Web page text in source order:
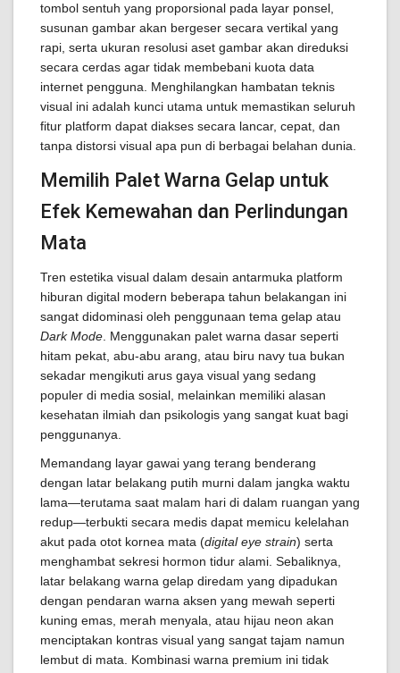
tombol sentuh yang proporsional pada layar ponsel,
susunan gambar akan bergeser secara vertikal yang
rapi, serta ukuran resolusi aset gambar akan direduksi
secara cerdas agar tidak membebani kuota data
internet pengguna. Menghilangkan hambatan teknis
visual ini adalah kunci utama untuk memastikan seluruh
fitur platform dapat diakses secara lancar, cepat, dan
tanpa distorsi visual apa pun di berbagai belahan dunia.
Memilih Palet Warna Gelap untuk
Efek Kemewahan dan Perlindungan
Mata
Tren estetika visual dalam desain antarmuka platform
hiburan digital modern beberapa tahun belakangan ini
sangat didominasi oleh penggunaan tema gelap atau
Dark Mode . Menggunakan palet warna dasar seperti
hitam pekat, abu-abu arang, atau biru navy tua bukan
sekadar mengikuti arus gaya visual yang sedang
populer di media sosial, melainkan memiliki alasan
kesehatan ilmiah dan psikologis yang sangat kuat bagi
penggunanya.
Memandang layar gawai yang terang benderang
dengan latar belakang putih murni dalam jangka waktu
lama—terutama saat malam hari di dalam ruangan yang
redup—terbukti secara medis dapat memicu kelelahan
akut pada otot kornea mata (digital eye strain) serta
menghambat sekresi hormon tidur alami. Sebaliknya,
latar belakang warna gelap diredam yang dipadukan
dengan pendaran warna aksen yang mewah seperti
kuning emas, merah menyala, atau hijau neon akan
menciptakan kontras visual yang sangat tajam namun
lembut di mata. Kombinasi warna premium ini tidak